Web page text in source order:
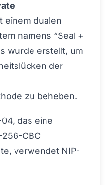
einem dualen
namens “Seal +
wurde erstellt, um
der
zu beheben.
das eine
CBC
verwendet NIP-